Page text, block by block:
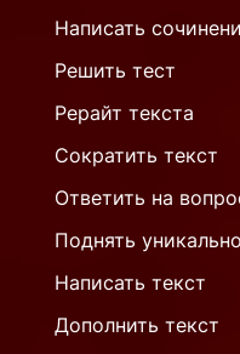
Написать
Решить тест
Рерайт текста
Сократить текст
Ответить на
Поднять
Написать текст
Дополнить текст